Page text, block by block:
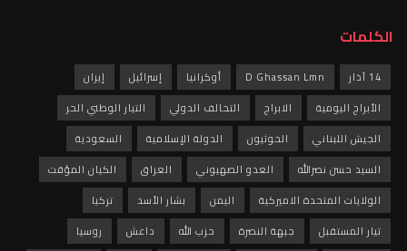
الكلمات
14 آذار D Ghassan Lmn أوكرانيا إسرائيل
إيران
الأبراج اليومية
الابراج التحالف الدولي
التيار الوطني الحر
الجيش اللبناني
الحوثيون الدولة الإسلامية
السعودية
السيد حسن نصرالله
العدو الصهيوني العراق
الكيان المؤقت
الولايات المتحدة الاميركية
اليمن بشار الأسد
تركيا
تيار المستقبل
جبهة النصرة حزب الله داعش روسيا